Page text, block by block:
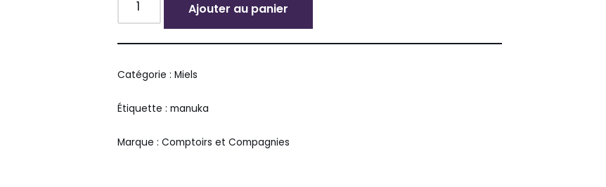
Ajouter au panier
Alternative:
Catégorie :Miels
Étiquette :manuka
Marque :Comptoirs et Compagnies